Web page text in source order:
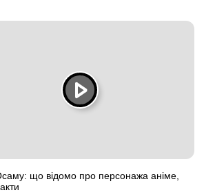
що відомо про персонажа аніме,